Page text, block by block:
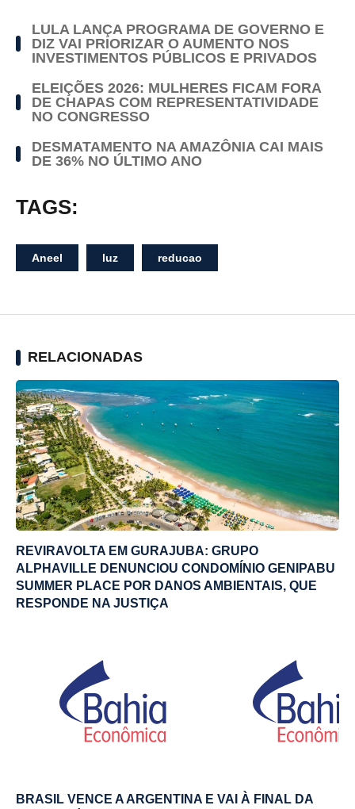
LULA LANÇA PROGRAMA DE GOVERNO E
DIZ VAI PRIORIZAR O AUMENTO NOS
INVESTIMENTOS PÚBLICOS E PRIVADOS
ELEIÇÕES 2026: MULHERES FICAM FORA
DE CHAPAS COM REPRESENTATIVIDADE
NO CONGRESSO
DESMATAMENTO NA AMAZÔNIA CAI MAIS
DE 36% NO ÚLTIMO ANO
TAGS:
Aneel luz reducao
RELACIONADAS
REVIRAVOLTA EM GURAJUBA: GRUPO
ALPHAVILLE DENUNCIOU CONDOMÍNIO GENIPABU
SUMMER PLACE POR DANOS AMBIENTAIS, QUE
RESPONDE NA JUSTIÇA
BRASIL VENCE A ARGENTINA E VAI À FINAL DA